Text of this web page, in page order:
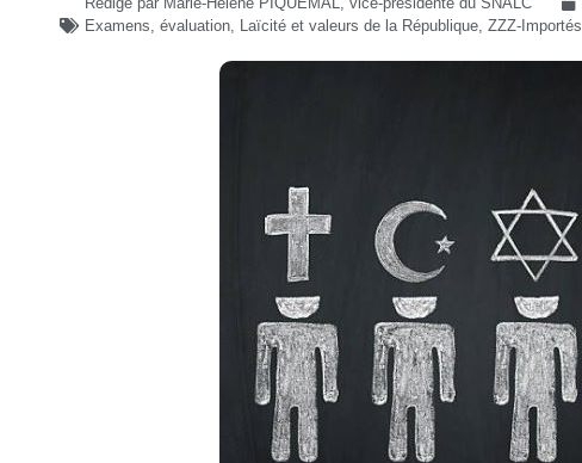
Examens, évaluation, Laïcité et valeurs de la République, ZZZ-Importés